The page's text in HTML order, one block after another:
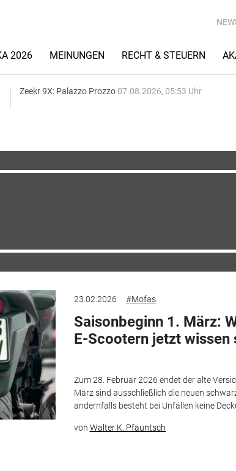
2026 MEINUNGEN RECHT & STEUERN
Zeekr 9X: Palazzo Prozzo 07.08.2026, 05:53 Uhr
23.02.2026 #Mofas
Saisonbeginn 1. März:
E-Scootern jetzt wissen
Zum 28. Februar 2026 endet der alte
März sind ausschließlich die neuen
andernfalls besteht bei Unfällen keine
von Walter K. Pfauntsch